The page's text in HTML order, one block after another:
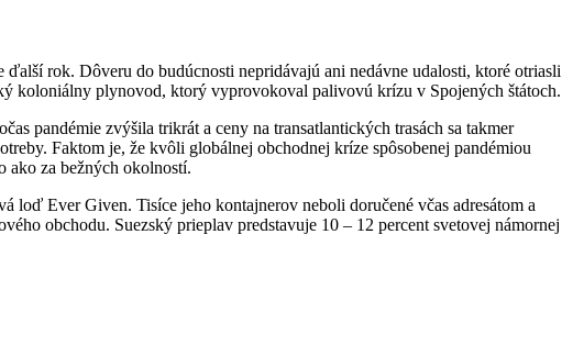
rok. Dôveru do budúcnosti nepridávajú ani nedávne udalosti, ktoré otriasli
koloniálny plynovod, ktorý vyprovokoval palivovú krízu v Spojených štátoch.
pandémie zvýšila trikrát a ceny na transatlantických trasách sa takmer
Faktom je, že kvôli globálnej obchodnej kríze spôsobenej pandémiou
ako za bežných okolností.
loď Ever Given. Tisíce jeho kontajnerov neboli doručené včas adresátom a
obchodu. Suezský prieplav predstavuje 10 – 12 percent svetovej námornej